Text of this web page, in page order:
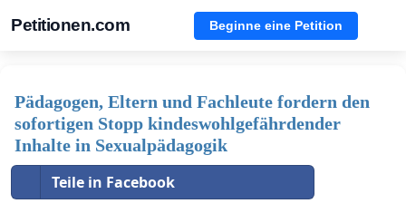
Petitionen.com Beginne eine Petition
Pädagogen, Eltern und Fachleute fordern den
sofortigen Stopp kindeswohlgefährdender
Inhalte in Sexualpädagogik
Teile in Facebook